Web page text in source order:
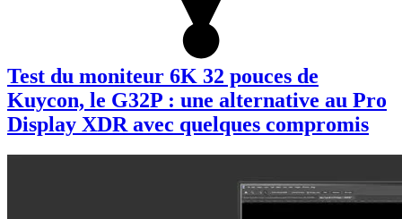
Test du moniteur 6K 32 pouces de
Kuycon, le G32P : une alternative au Pro
Display XDR avec quelques compromis